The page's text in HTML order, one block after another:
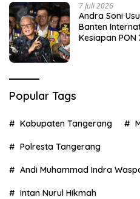
7 Juli 2026
Andra Soni
Banten
Kesiapan PON
Popular Tags
Kabupaten Tangerang
Polresta Tangerang
Andi Muhammad Indra
Intan Nurul Hikmah